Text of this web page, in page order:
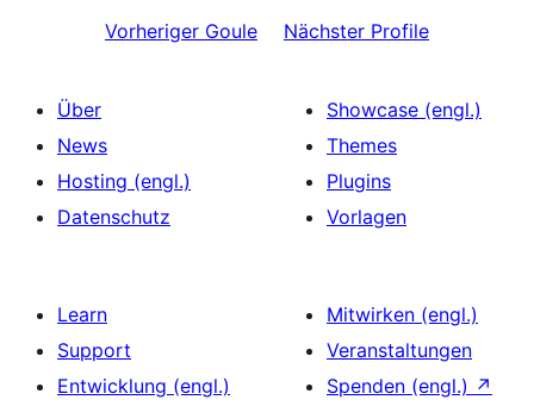
Vorheriger Goule Nächster Profile
Über
News
Hosting (engl.)
Datenschutz
Showcase (engl.)
Themes
Plugins
Vorlagen
Learn
Support
Entwicklung (engl.)
Mitwirken (engl.)
Veranstaltungen
Spenden (engl.) ↗